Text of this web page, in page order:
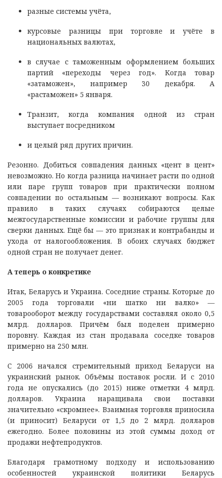
разные системы учёта,
курсовые разницы при торговле и учёте в
национальных валютах,
в случае с таможенным оформлением больших
партий «переходы через год». Когда товар
«затаможен», например 30 декабря. А
«растаможен» 5 января.
Транзит, когда компания одной из стран
выступает посредником
и целый ряд других причин.
Резонно. Добиться совпадения данных «цент в цент»
невозможно. Но когда разница начинает расти по одной
или паре групп товаров при практически полном
совпадении по остальным — возникают вопросы. Как
правило в таких случаях собираются целые
межгосударственные комиссии и рабочие группы для
сверки данных. Ещё бы — это признак и контрабанды и
ухода от налогообложения. В обоих случаях бюджет
одной стран не получает денег.
А теперь о конкретике
Итак, Беларусь и Украина. Соседние страны. Которые до
2005 года торговали «ни шатко ни валко» —
товарооборот между государствами составлял около 0,5
млрд. долларов. Причём был поделен примерно
поровну. Каждая из стан продавала соседке товаров
примерно на 250 млн.
С 2006 начался стремительный приход Беларуси на
украинский рынок. Объёмы поставок росли. И с 2010
года не опускались (до 2015) ниже отметки 4 млрд.
долларов. Украина наращивала свои поставки
значительно «скромнее». Взаимная торговля приносила
(и приносит) Беларуси от 1,5 до 2 млрд. долларов
ежегодно. Более половины из этой суммы доход от
продажи нефтепродуктов.
Благодаря грамотному подходу и использованию
особенностей украинской политики Беларусь